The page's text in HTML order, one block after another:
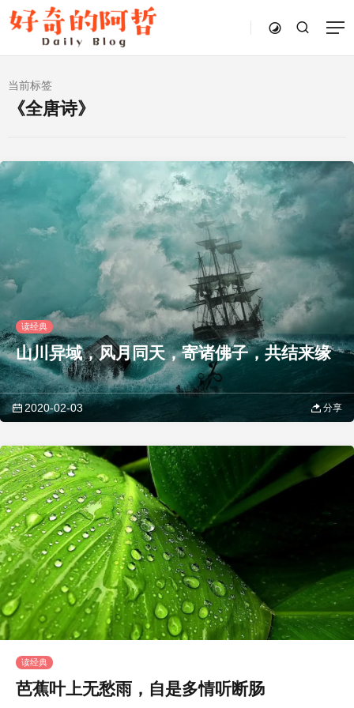
当前标签
《全唐诗》
读经典
山川异域，风月同天，寄诸佛子，共结来缘
2020-02-03 分享
读经典
芭蕉叶上无愁雨，自是多情听断肠